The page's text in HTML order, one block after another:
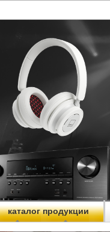
каталог продукции